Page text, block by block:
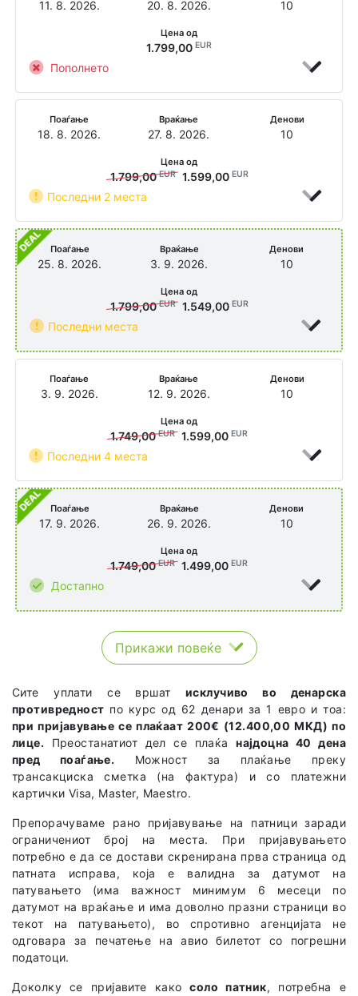
11. 8. 2026. 20. 8. 2026. 10
Пополнето
Цена од
1.799,00 EUR
Поаѓање
18. 8. 2026.
Враќање
27. 8. 2026.
Денови
10
Последни 2 места
Цена од
1.799,00EUR 1.599,00 EUR
Поаѓање
25. 8. 2026.
Враќање
3. 9. 2026.
Денови
10
Последни места
Цена од
1.799,00EUR 1.549,00 EUR
Поаѓање
3. 9. 2026.
Враќање
12. 9. 2026.
Денови
10
Последни 4 места
Цена од
1.749,00EUR 1.599,00 EUR
Поаѓање
17. 9. 2026.
Враќање
26. 9. 2026.
Денови
10
Достапно
Цена од
1.749,00EUR 1.499,00 EUR
Прикажи повеќе
Сите уплати се вршатисклучиво во денарска
противредност по курс од 62 денари за 1 евро и тоа:
при пријавување се плаќаат 200€ (12.400,00 МКД) по
лице. Преостанатиот дел се плаќанајдоцна 40 дена
пред поаѓање. Можност за плаќање преку
трансакциска сметка (на фактура) и со платежни
картички Visa, Master, Maestro.
Препорачуваме рано пријавување на патници заради
ограничениот број на места. При пријавувањето
потребно е да се достави скренирана прва страница од
патната исправа, која е валидна за датумот на
патувањето (има важност минимум 6 месеци по
датумот на враќање и има доволно празни страници во
текот на патувањето), во спротивно агенцијата не
одговара за печатење на авио билетот со погрешни
податоци.
Доколку се пријавите какосоло патник, потребна е